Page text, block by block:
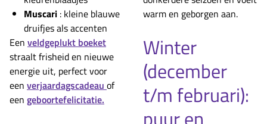
Muscari : kleine blauwe
druifjes als accenten
Een veldgeplukt boeket
straalt frisheid en nieuwe
energie uit, perfect voor
een verjaardagscadeau of
een geboortefelicitatie.
warm en geborgen aan.
Winter
(december
t/m februari):